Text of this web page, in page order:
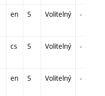
en 5 Volitelný -
cs 5 Volitelný -
en 5 Volitelný -